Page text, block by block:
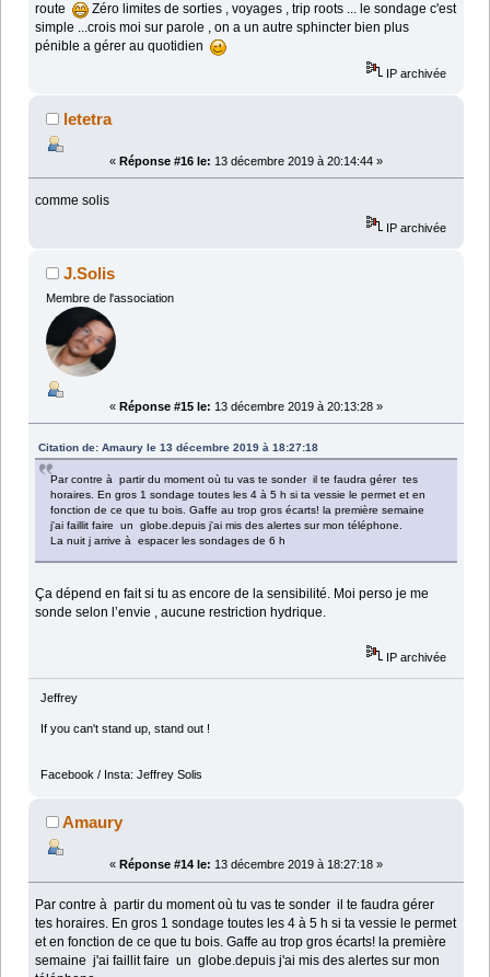
route
Zéro limites de sorties , voyages , trip roots ... le sondage c'est
simple ...crois moi sur parole , on a un autre sphincter bien plus
pénible a gérer au quotidien
IP archivée
letetra
« Réponse #16 le: 13 décembre 2019 à 20:14:44 »
comme solis
IP archivée
J.Solis
Membre de l'association
« Réponse #15 le: 13 décembre 2019 à 20:13:28 »
Citation de: Amaury le 13 décembre 2019 à 18:27:18
Par contre à partir du moment où tu vas te sonder il te faudra gérer tes
horaires. En gros 1 sondage toutes les 4 à 5 h si ta vessie le permet et en
fonction de ce que tu bois. Gaffe au trop gros écarts! la première semaine
j'ai faillit faire un globe.depuis j'ai mis des alertes sur mon téléphone.
La nuit j arrive à espacer les sondages de 6 h
Ça dépend en fait si tu as encore de la sensibilité. Moi perso je me
sonde selon l’envie , aucune restriction hydrique.
IP archivée
Jeffrey
If you can't stand up, stand out !
Facebook / Insta: Jeffrey Solis
Amaury
« Réponse #14 le: 13 décembre 2019 à 18:27:18 »
Par contre à partir du moment où tu vas te sonder il te faudra gérer
tes horaires. En gros 1 sondage toutes les 4 à 5 h si ta vessie le permet
et en fonction de ce que tu bois. Gaffe au trop gros écarts! la première
semaine j'ai faillit faire un globe.depuis j'ai mis des alertes sur mon